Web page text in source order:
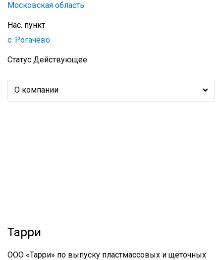
Московская область
Нас. пункт
с. Рогачёво
Статус Действующее
О компании
Тарри
ООО «Тарри» по выпуску пластмассовых и щёточных